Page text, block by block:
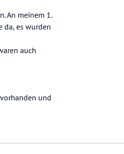
An meinem 1.
da, es wurden
auch
und